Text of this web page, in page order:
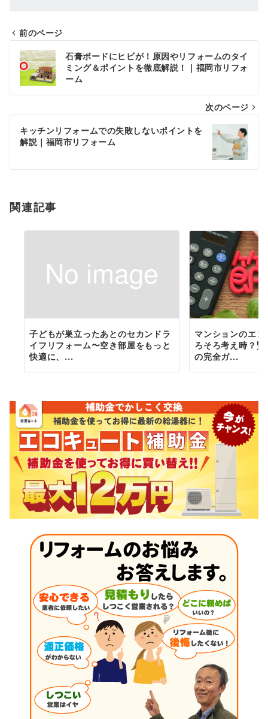
投
稿
ナ
ビ
ゲ
シ
ン
前のページ
石膏ボードにヒビが！原因やリフォームのタイ
ミング＆ポイントを徹底解説！｜福岡市リフォ
ーム
次のページ
キッチンリフォームでの失敗しないポイントを
解説｜福岡市リフォーム
関連記事
子どもが巣立ったあとのセカンドラ
イフリフォーム〜空き部屋をもっと
快適に、...
マンションのエ
ろそろ考え時？
の完全ガ...